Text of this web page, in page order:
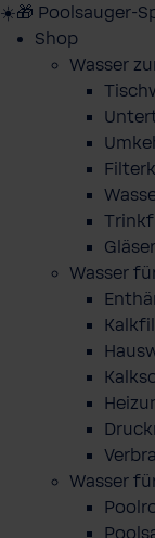
☀️🎁 Poolsauger-
Shop
Wasser
Wasser
Wasser